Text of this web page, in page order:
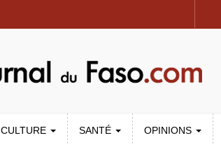
CULTURE SANTÉ OPINIONS